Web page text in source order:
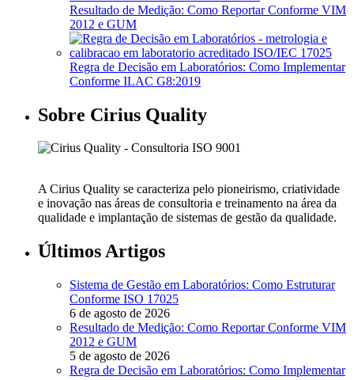
Resultado de Medição: Como Reportar Conforme VIM
2012 e GUM
Regra de Decisão em Laboratórios: Como Implementar
Conforme ILAC G8:2019
Sobre Cirius Quality
A Cirius Quality se caracteriza pelo pioneirismo, criatividade
e inovação nas áreas de consultoria e treinamento na área da
qualidade e implantação de sistemas de gestão da qualidade.
Últimos Artigos
Sistema de Gestão em Laboratórios: Como Estruturar
Conforme ISO 17025
6 de agosto de 2026
Resultado de Medição: Como Reportar Conforme VIM
2012 e GUM
5 de agosto de 2026
Regra de Decisão em Laboratórios: Como Implementar